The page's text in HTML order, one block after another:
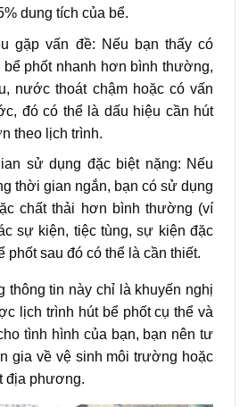
dung tích của bể.
gặp vấn đề: Nếu bạn thấy có
phốt nhanh hơn bình thường,
nước thoát chậm hoặc có vấn
đó có thể là dấu hiệu cần hút
theo lịch trình.
sử dụng đặc biệt nặng: Nếu
thời gian ngắn, bạn có sử dụng
chất thải hơn bình thường (ví
sự kiện, tiệc tùng, sự kiện đặc
phốt sau đó có thể là cần thiết.
thông tin này chỉ là khuyến nghị
lịch trình hút bể phốt cụ thể và
tình hình của bạn, bạn nên tư
gia về vệ sinh môi trường hoặc
địa phương.